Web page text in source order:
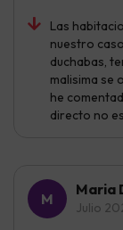
Las
nuestro
duchabas,
malisima se
he
directo no
Maria
Julio